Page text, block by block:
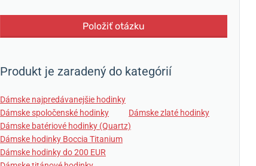
Položiť otázku
Produkt je zaradený do kategórií
Dámske najpredávanejšie hodinky
Dámske spoločenské hodinky
Dámske zlaté hodinky
Dámske batériové hodinky (Quartz)
Dámske hodinky Boccia Titanium
Dámske hodinky do 200 EUR